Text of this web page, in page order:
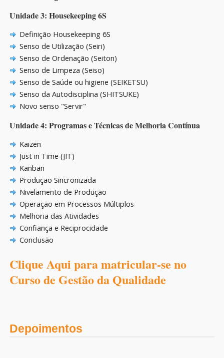
Unidade 3: Housekeeping 6S
Definição Housekeeping 6S
Senso de Utilização (Seiri)
Senso de Ordenação (Seiton)
Senso de Limpeza (Seiso)
Senso de Saúde ou higiene (SEIKETSU)
Senso da Autodisciplina (SHITSUKE)
Novo senso "Servir"
Unidade 4: Programas e Técnicas de Melhoria Contínua
Kaizen
Just in Time (JIT)
Kanban
Produção Sincronizada
Nivelamento de Produção
Operação em Processos Múltiplos
Melhoria das Atividades
Confiança e Reciprocidade
Conclusão
Clique Aqui para matricular-se no
Curso de Gestão da Qualidade
Depoimentos